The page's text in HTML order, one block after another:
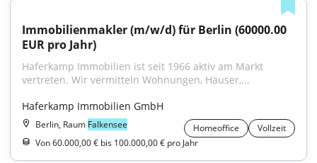
Immobilienmakler (m/w/d) für Berlin (60000.00
EUR pro Jahr)
Haferkamp Immobilien ist seit 1966 aktiv am Markt
vertreten. Wir vermitteln Wohnungen, Häuser,...
Haferkamp Immobilien GmbH
Berlin, Raum Falkensee Homeoffice
Vollzeit
Von 60.000,00 € bis 100.000,00 € pro Jahr